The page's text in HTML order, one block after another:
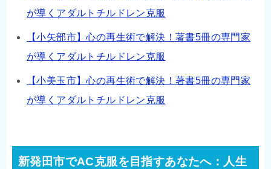
が導くアダルトチルドレン克服
【小矢部市】心の再生術で解決！著書5冊の専門家
が導くアダルトチルドレン克服
【小美玉市】心の再生術で解決！著書5冊の専門家
が導くアダルトチルドレン克服
新発田市でAC克服を目指すあなたへ：人生